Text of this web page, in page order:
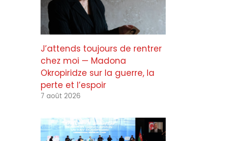
J’attends toujours de rentrer
chez moi — Madona
Okropiridze sur la guerre, la
perte et l’espoir
7 août 2026